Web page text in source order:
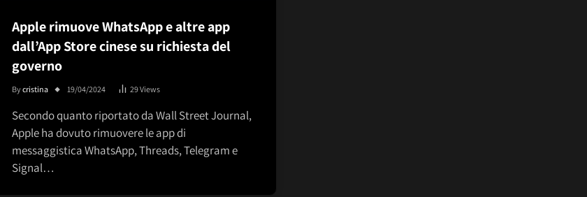
Apple rimuove WhatsApp e altre app
dall’App Store cinese su richiesta del
governo
Bycristina 19/04/2024 29Views
Secondo quanto riportato da Wall Street Journal,
Apple ha dovuto rimuovere le app di
messaggistica WhatsApp, Threads, Telegram e
Signal…